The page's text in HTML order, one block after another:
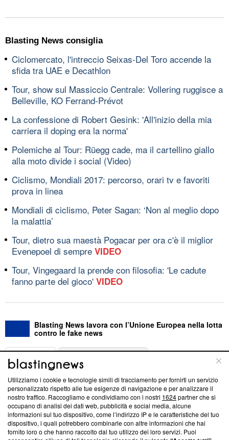
Blasting News consiglia
Ciclomercato, l'intreccio Seixas-Del Toro accende la
sfida tra UAE e Decathlon
Tour, show sul Massiccio Centrale: Vollering ruggisce a
Belleville, KO Ferrand-Prévot
La confessione di Robert Gesink: 'All'inizio della mia
carriera il doping era la norma'
Polemiche al Tour: Rüegg cade, ma il cartellino giallo
alla moto divide i social (Video)
Ciclismo, Mondiali 2017: percorso, orari tv e favoriti
prova in linea
Mondiali di ciclismo, Peter Sagan: ‘Non al meglio dopo
la malattia’
Tour, dietro sua maestà Pogacar per ora c'è il miglior
Evenepoel di sempre VIDEO
Tour, Vingegaard la prende con filosofia: 'Le cadute
fanno parte del gioco' VIDEO
Blasting News lavora con l’Unione Europea nella lotta
contro le fake news
ABOUT
Questa sezione offre informazioni trasparenti su Blasting
News, sui nostri processi editoriali e su come ci impegniamo a
creare news di qualità. Inoltre, afferma la nostra aderenza a
‘Trust Project - News with Integrity’Blasting News non è
ancora membro del programma, ma ha richiesto di farne
Utilizziamo i cookie e tecnologie simili di tracciamento per fornirti un servizio
personalizzato rispetto alle tue esigenze di navigazione e per analizzare il
nostro traffico. Raccogliamo e condividiamo con i nostri 1624partner che si
occupano di analisi dei dati web, pubblicità e social media, alcune
informazioni sul tuo dispositivo, come l’indirizzo IP e le caratteristiche del tuo
dispositivo, i quali potrebbero combinarle con altre informazioni che hai
fornito loro o che hanno raccolto dal tuo utilizzo dei loro servizi. Puoi